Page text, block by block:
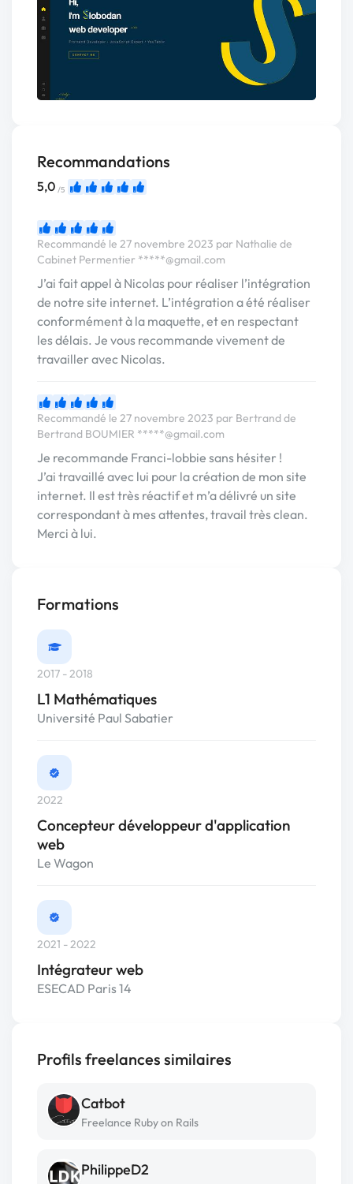
Recommandations
5,0 /5
Recommandé le 27 novembre 2023 par Nathalie de
Cabinet Permentier *****@gmail.com
J’ai fait appel à Nicolas pour réaliser l’intégration
de notre site internet. L’intégration a été réaliser
conformément à la maquette, et en respectant
les délais. Je vous recommande vivement de
travailler avec Nicolas.
Recommandé le 27 novembre 2023 par Bertrand de
Bertrand BOUMIER *****@gmail.com
Je recommande Franci-lobbie sans hésiter !
J’ai travaillé avec lui pour la création de mon site
internet. Il est très réactif et m’a délivré un site
correspondant à mes attentes, travail très clean.
Merci à lui.
Formations
2017 - 2018
L1 Mathématiques
Université Paul Sabatier
2022
Concepteur développeur d'application
web
Le Wagon
2021 - 2022
Intégrateur web
ESECAD Paris 14
Profils freelances similaires
Catbot
Freelance Ruby on Rails
PhilippeD2